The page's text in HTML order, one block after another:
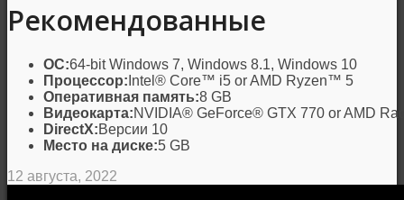
Рекомендованные
ОС:64-bit Windows 7, Windows 8.1, Windows 10
Процессор: Intel® Core™ i5 or AMD Ryzen™ 5
Оперативная память:8 GB
Видеокарта:NVIDIA® GeForce® GTX 770 or AMD
DirectX:Версии 10
Место на диске:5 GB
12 августа, 2022